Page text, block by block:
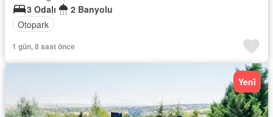
3 Odalı
2 Banyolu
Otopark
1 gün, 8 saat önce
Yeni̇